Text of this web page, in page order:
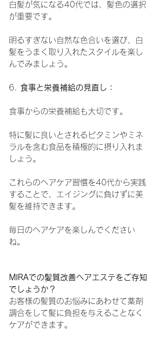
白髪が気になる40代では、髪色の選択
が重要です。
明るすぎない自然な色合いを選び、白
髪をうまく取り入れたスタイルを楽し
んでみましょう。
6. 食事と栄養補給の見直し：
食事からの栄養補給も大切です。
特に髪に良いとされるビタミンやミネ
ラルを含む食品を積極的に摂り入れま
しょう。
これらのヘアケア習慣を40代から実践
することで、エイジングに負けずに美
髪を維持できます。
毎日のヘアケアを楽しんでください
ね。
MIRAでの髪質改善ヘアエステをご存知
でしょうか？
お客様の髪質のお悩みにあわせて薬剤
調合をして髪に負担を与えることなく
ケアができます。